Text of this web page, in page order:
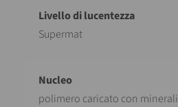
Supermat
polimero caricato con minerali